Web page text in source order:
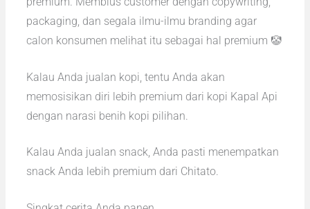
packaging, dan segala ilmu-ilmu branding agar
calon konsumen melihat itu sebagai hal premium 🤡
Kalau Anda jualan kopi, tentu Anda akan
memosisikan diri lebih premium dari kopi Kapal Api
dengan narasi benih kopi pilihan.
Kalau Anda jualan snack, Anda pasti menempatkan
snack Anda lebih premium dari Chitato.